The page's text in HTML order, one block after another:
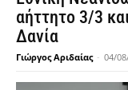
αήττητο 3/3
Δανία
Γιώργος Αριδαίας - 04/